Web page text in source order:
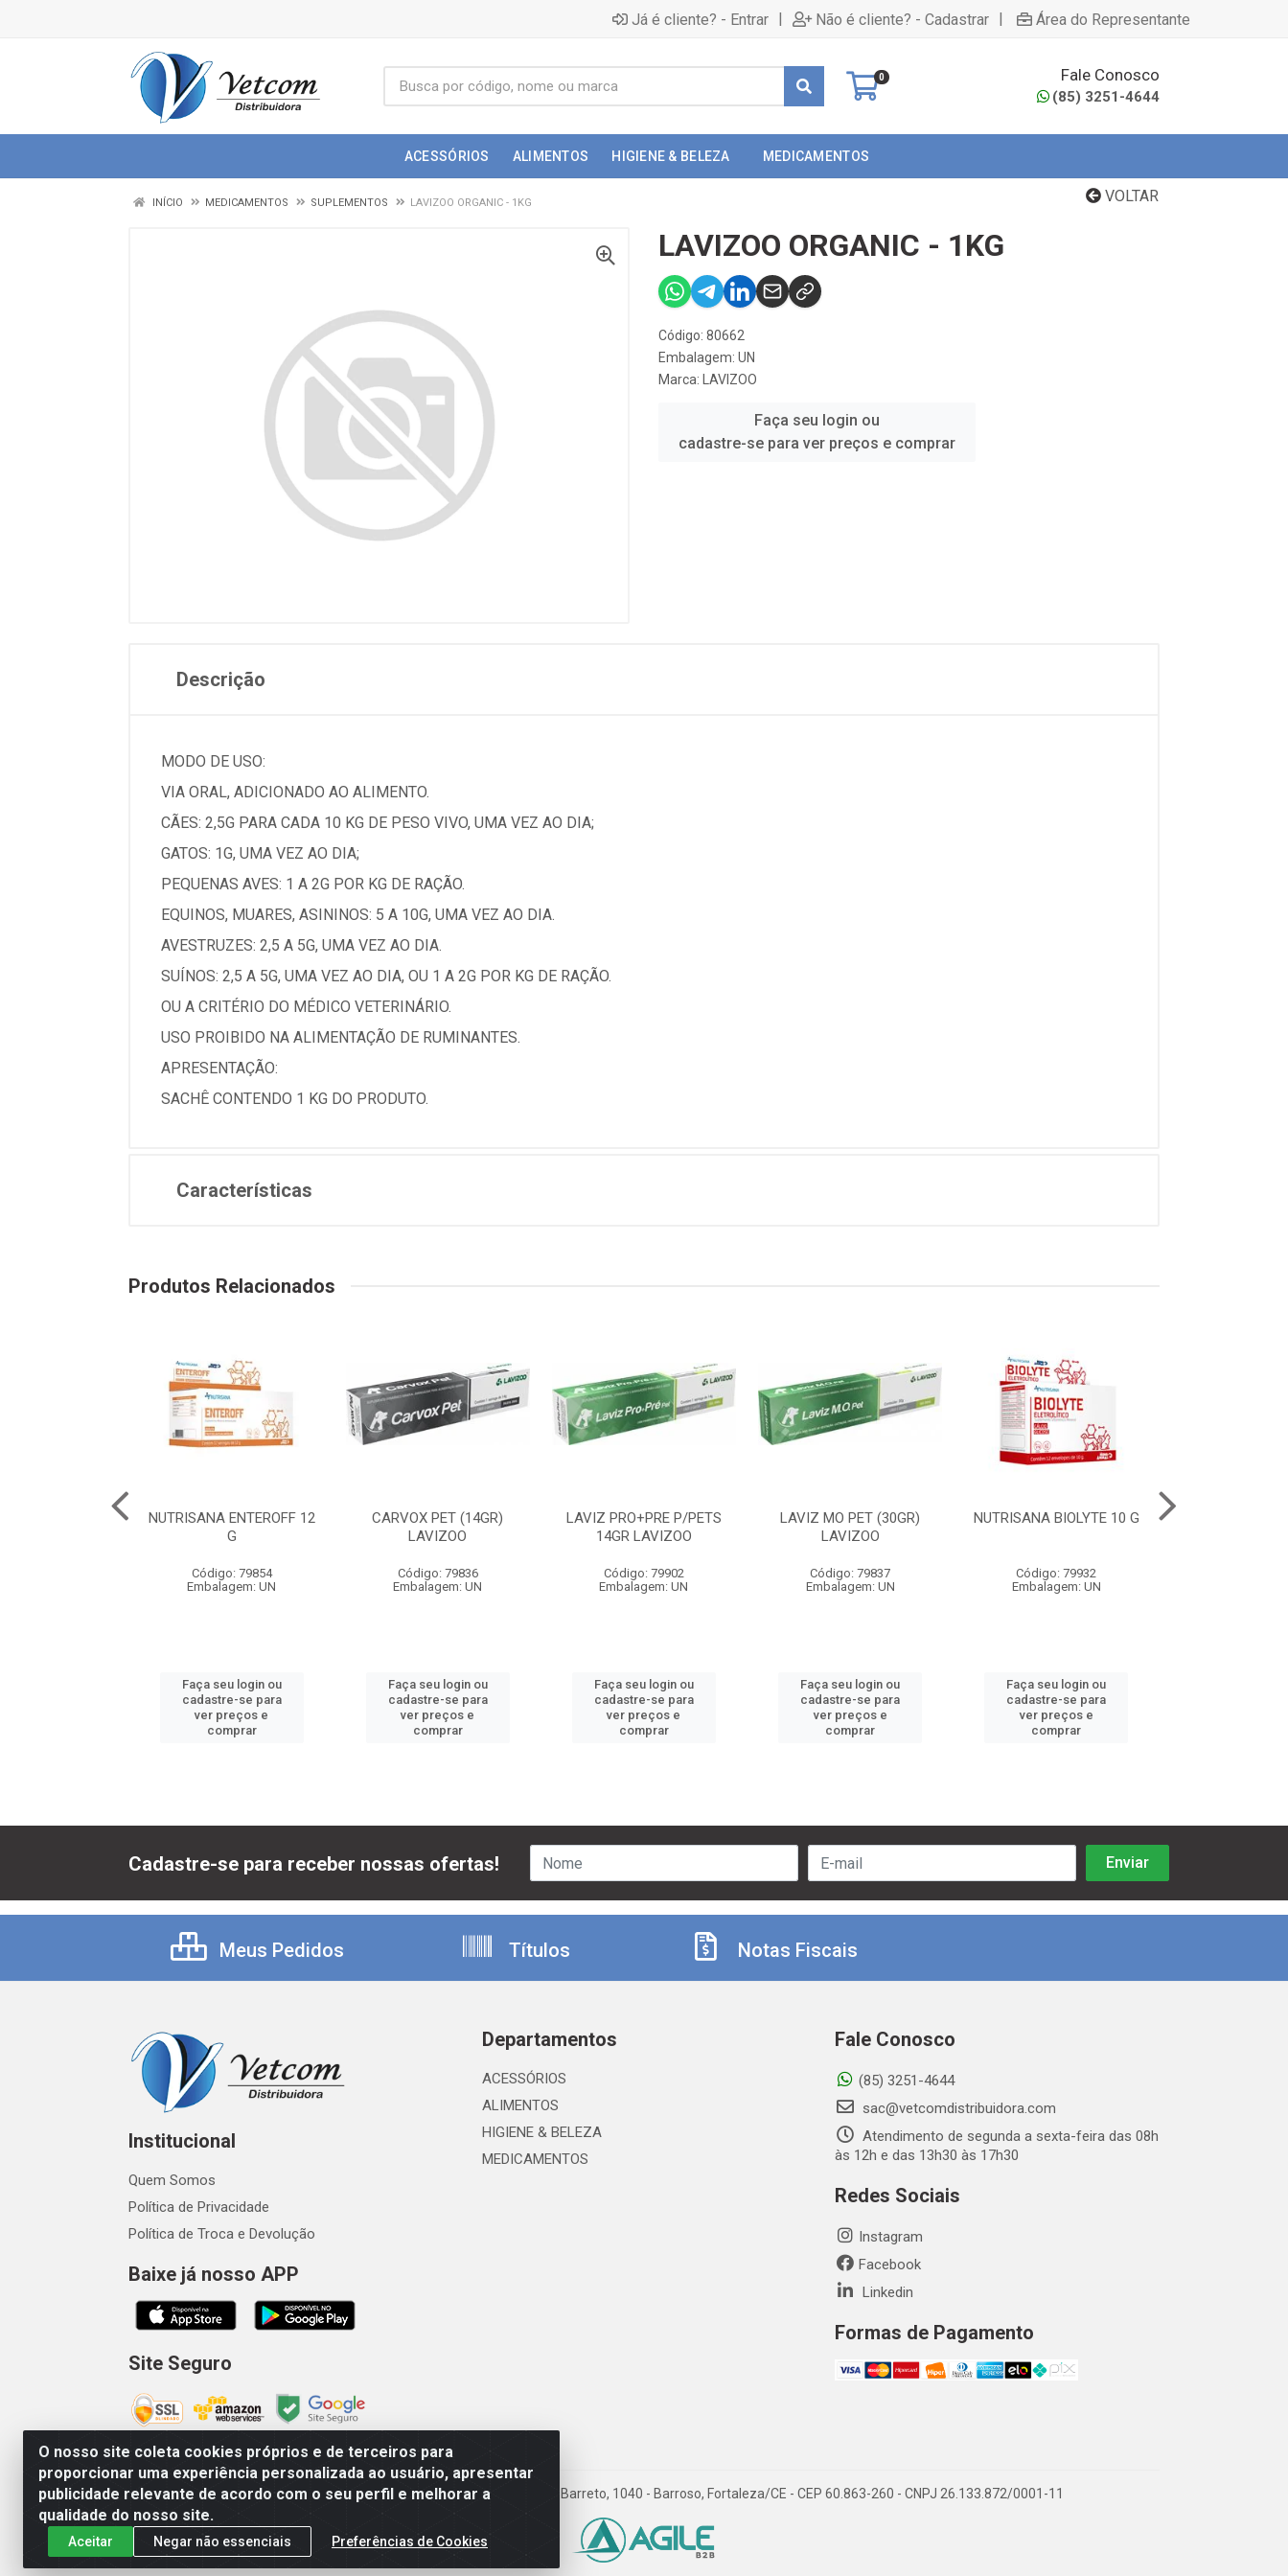
Já é cliente? - Entrar | Não é cliente? - Cadastrar | Área do Representante
0 Fale Conosco
(85) 3251-4644
ACESSÓRIOS ALIMENTOS HIGIENE & BELEZA MEDICAMENTOS
VOLTAR
INÍCIO MEDICAMENTOS SUPLEMENTOS LAVIZOO ORGANIC - 1KG
LAVIZOO ORGANIC - 1KG
Código: 80662
Embalagem: UN
Marca:
LAVIZOO
Faça seu login ou
cadastre-se para ver preços e comprar
Descrição
MODO DE USO:
VIA ORAL, ADICIONADO AO ALIMENTO.
CÃES: 2,5G PARA CADA 10 KG DE PESO VIVO, UMA VEZ AO DIA;
GATOS: 1G, UMA VEZ AO DIA;
PEQUENAS AVES: 1 A 2G POR KG DE RAÇÃO.
EQUINOS, MUARES, ASININOS: 5 A 10G, UMA VEZ AO DIA.
AVESTRUZES: 2,5 A 5G, UMA VEZ AO DIA.
SUÍNOS: 2,5 A 5G, UMA VEZ AO DIA, OU 1 A 2G POR KG DE RAÇÃO.
OU A CRITÉRIO DO MÉDICO VETERINÁRIO.
USO PROIBIDO NA ALIMENTAÇÃO DE RUMINANTES.
APRESENTAÇÃO:
SACHÊ CONTENDO 1 KG DO PRODUTO.
Características
Produtos Relacionados
NUTRISANA ENTEROFF 12
G
Código: 79854
Embalagem: UN
Faça seu login ou
cadastre-se para
ver preços e
comprar
CARVOX PET (14GR)
LAVIZOO
Código: 79836
Embalagem: UN
Faça seu login ou
cadastre-se para
ver preços e
comprar
LAVIZ PRO+PRE P/PETS
14GR LAVIZOO
Código: 79902
Embalagem: UN
Faça seu login ou
cadastre-se para
ver preços e
comprar
LAVIZ MO PET (30GR)
LAVIZOO
Código: 79837
Embalagem: UN
Faça seu login ou
cadastre-se para
ver preços e
comprar
NUTRISANA BIOLYTE 10 G
Código: 79932
Embalagem: UN
Faça seu login ou
cadastre-se para
ver preços e
comprar
O nosso site coleta cookies próprios e de terceiros para
proporcionar uma experiência personalizada ao usuário, apresentar
publicidade relevante de acordo com o seu perfil e melhorar a
qualidade do nosso site.
Aceitar Negar não essenciais Preferências de Cookies
Cadastre-se para receber nossas ofertas!
Meus Pedidos Títulos Notas Fiscais
Institucional
Quem Somos
Política de Privacidade
Política de Troca e Devolução
Baixe já nosso APP
Site Seguro
Departamentos
ACESSÓRIOS
ALIMENTOS
HIGIENE & BELEZA
MEDICAMENTOS
Fale Conosco
(85) 3251-4644
sac@vetcomdistribuidora.com
Atendimento de segunda a sexta-feira das 08h
às 12h e das 13h30 às 17h30
Redes Sociais
Instagram
Facebook
Linkedin
Formas de Pagamento
Vetcom Distribuidora de Rações LTDA - Rua Maximiano Barreto, 1040 - Barroso, Fortaleza/CE - CEP 60.863-260 - CNPJ 26.133.872/0001-11